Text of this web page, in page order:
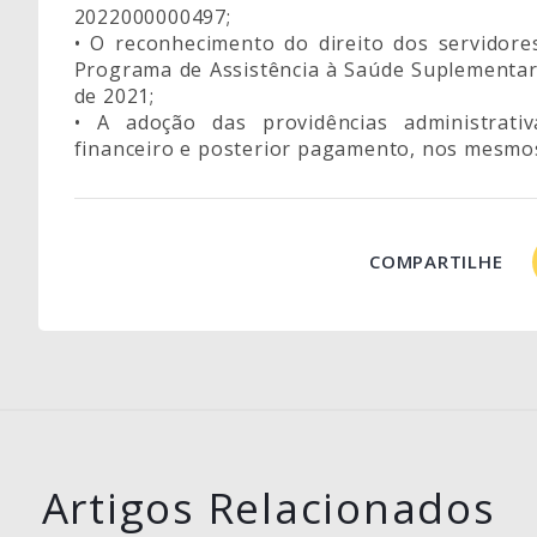
2022000000497;
• O reconhecimento do direito dos
Programa de Assistência à Saúde
de 2021;
• A adoção das providências
financeiro e posterior pagamento, nos
COMPARTILHE
Artigos Relacionados